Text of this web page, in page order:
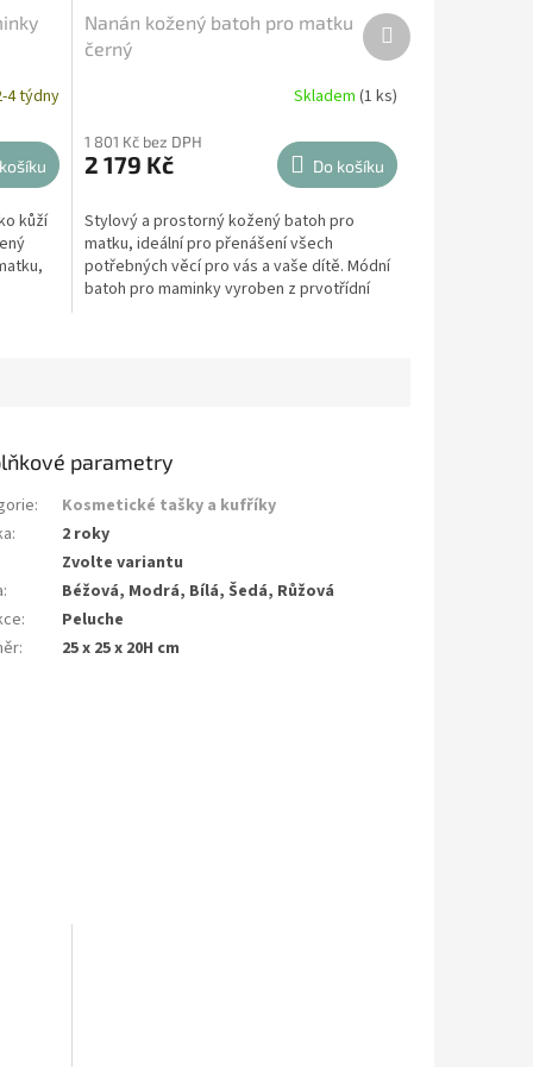
4 týdny
kůží
Nanán kožený batoh pro matku
černý
Skladem (1 ks)
1 801 Kč bez DPH
2 179 Kč Do košíku
Stylový a prostorný kožený batoh pro
matku, ideální pro přenášení všech
potřebných věcí pro vás a vaše dítě. Módní
batoh pro maminky vyroben z prvotřídní
Další
produkt
parametry
:
Kosmetické tašky a kufříky
:
2 roky
Zvolte variantu
:
Béžová, Modrá, Bílá, Šedá, Růžová
:
Peluche
: 25 x 25 x 20H cm